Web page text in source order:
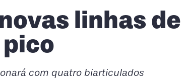
linhas
com quatro biarticulados